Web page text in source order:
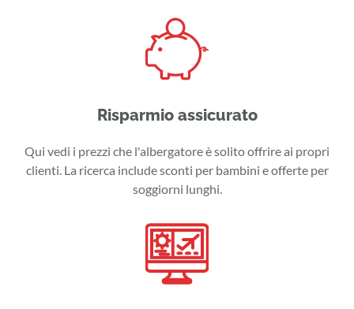
Risparmio assicurato
Qui vedi i prezzi che l'albergatore è solito offrire ai propri
clienti. La ricerca include sconti per bambini e offerte per
soggiorni lunghi.